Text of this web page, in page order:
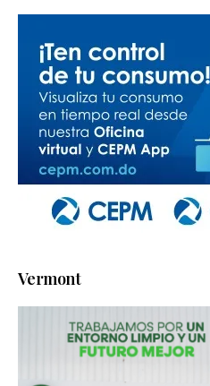
Vermont